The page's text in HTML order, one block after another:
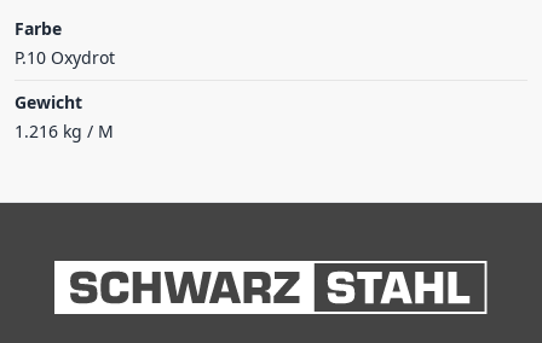
Farbe
P.10 Oxydrot
Gewicht
1.216 kg / M